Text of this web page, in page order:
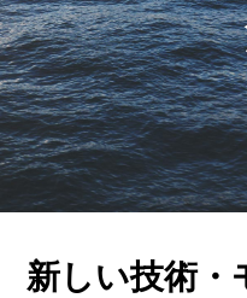
新しい技術・